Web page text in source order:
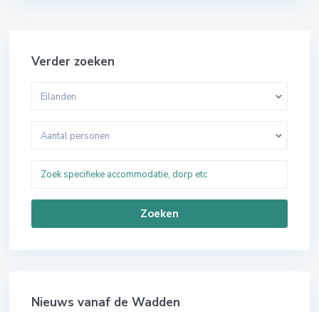
Verder zoeken
Eilanden
Aantal personen
Zoeken
Nieuws vanaf de Wadden